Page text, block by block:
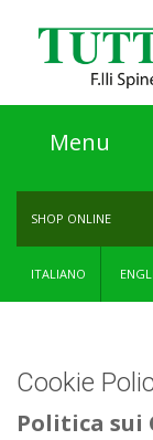
Menu
Home
Azienda
Informazioni
SHOP ONLINE
ITALIANO
Cookie
Politica sui